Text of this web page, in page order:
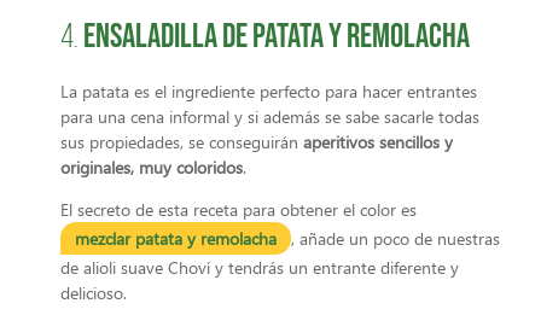
4. Ensaladilla de patata y remolacha
La patata es el ingrediente perfecto para hacer entrantes
para una cena informal y si además se sabe sacarle todas
sus propiedades, se conseguirán aperitivos sencillos y
originales, muy coloridos.
El secreto de esta receta para obtener el color es
mezclar patata y remolacha
, añade un poco de nuestras
de alioli suave Choví y tendrás un entrante diferente y
delicioso.